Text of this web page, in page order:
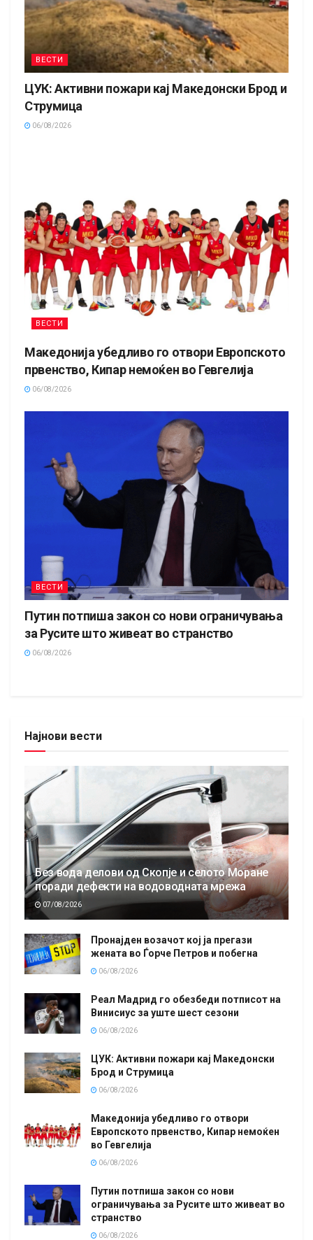
ВЕСТИ
ЦУК: Активни пожари кај Македонски Брод и
Струмица
06/08/2026
ВЕСТИ
Македонија убедливо го отвори Европското
првенство, Кипар немоќен во Гевгелија
06/08/2026
ВЕСТИ
Путин потпиша закон со нови ограничувања
за Русите што живеат во странство
06/08/2026
Најнови вести
Без вода делови од Скопје и селото Моране
поради дефекти на водоводната мрежа
07/08/2026
Пронајден возачот кој ја прегази
жената во Ѓорче Петров и побегна
06/08/2026
Реал Мадрид го обезбеди потписот на
Винисиус за уште шест сезони
06/08/2026
ЦУК: Активни пожари кај Македонски
Брод и Струмица
06/08/2026
Македонија убедливо го отвори
Европското првенство, Кипар немоќен
во Гевгелија
06/08/2026
Путин потпиша закон со нови
ограничувања за Русите што живеат во
странство
06/08/2026